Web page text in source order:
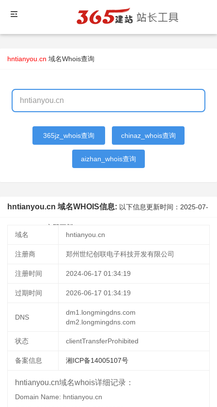
hntianyou.cn 域名Whois查询
365jz_whois查询 chinaz_whois查询
aizhan_whois查询
hntianyou.cn 域名WHOIS信息: 以下信息更新时间： 2025-07-
立即更新
域名
hntianyou.cn
注册商 郑州世纪创联电子科技开发有限公司
注册时间 2024-06-17 01:34:19
过期时间 2026-06-17 01:34:19
DNS
dm1.longmingdns.com
dm2.longmingdns.com
状态 clientTransferProhibited
备案信息 湘ICP备14005107号
hntianyou.cn域名whois详细记录：
Domain Name: hntianyou.cn